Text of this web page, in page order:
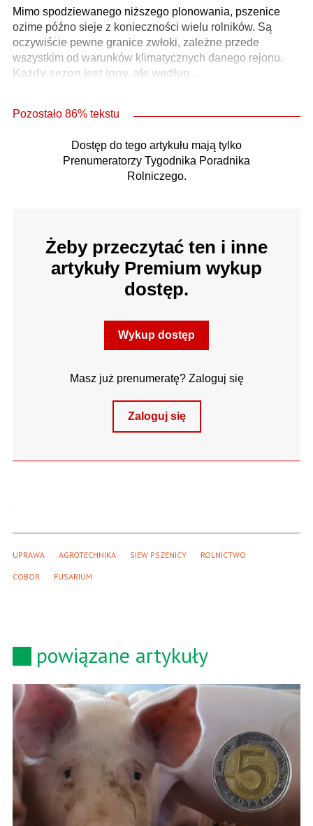
Mimo spodziewanego niższego plonowania, pszenice
ozime późno sieje z konieczności wielu rolników. Są
oczywiście pewne granice zwłoki, zależne przede
wszystkim od warunków klimatycznych danego rejonu.
Każdy sezon jest inny, ale według...
Pozostało 86% tekstu
Dostęp do tego artykułu mają tylko
Prenumeratorzy Tygodnika Poradnika
Rolniczego.
Żeby przeczytać ten i inne
artykuły Premium wykup
dostęp.
Wykup dostęp
Masz już prenumeratę? Zaloguj się
Zaloguj się
UPRAWA AGROTECHNIKA SIEW PSZENICY ROLNICTWO
COBOR FUSARIUM
powiązane artykuły